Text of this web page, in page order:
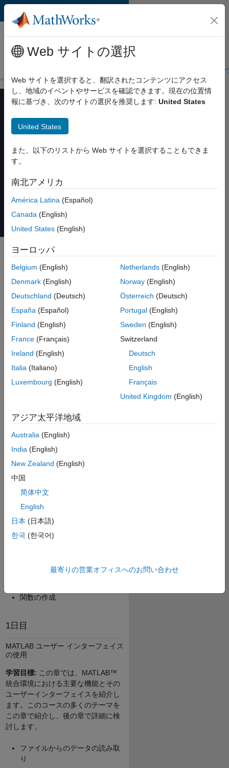
コンテンツへスキップ
MATLAB および
Simulink トレーニング
MATLAB 認定に
航空宇宙分野向け
MATLAB 基礎
スケジュールを確認して登録す
る
コースの詳細
コンピューティング環境を総合的に
学ぶことができる 3日間のコースで
す。このコースは航空宇宙分野の初
直したい方を対象としています。な
お、プログラミング経験や MATLAB
の予備知識は必要ありません。な
コースに加え、航空宇宙分野の様々
ミングテクニックが航空宇宙分野の
MATLAB ユーザー インタフェイ
スの使用
コマンドの入力と変数の作成
ベクトルと行列の解析
ベクトルと行列の可視化
データファイルの扱い
データタイプの扱い
論理とフロー制御を使用したプ
関数の作成
1日目
MATLAB ユーザー インターフェイス
の使用
学習目標: この章では、MATLAB™
統合環境における主要な機能とその
ユーザーインターフェイスを紹介し
ます。このコースの多くのテーマを
この章で紹介し、後の章で詳細に検
討します。
ファイルからのデータの読み取
り
Web サイトの選択
Web サイトを選択すると、翻訳されたコンテンツにアクセス
し、地域のイベントやサービスを確認できます。現在の位置情
報に基づき、次のサイトの選択を推奨します: United States
United States
また、以下のリストから Web サイトを選択することもできま
す。
南北アメリカ
América Latina (Español)
Canada (English)
United States (English)
ヨーロッパ
Belgium (English)
Denmark (English)
Deutschland (Deutsch)
España (Español)
Finland (English)
France (Français)
Ireland (English)
Italia (Italiano)
Luxembourg (English)
Netherlands(English)
Norway(English)
Österreich (Deutsch)
Portugal(English)
Sweden (English)
Switzerland
Deutsch
English
Français
United Kingdom (English)
アジア太平洋地域
Australia (English)
India (English)
New Zealand (English)
中国
简体中文
English
日本 (日本語)
한국 (한국어)
最寄りの営業オフィスへのお問い合わせ